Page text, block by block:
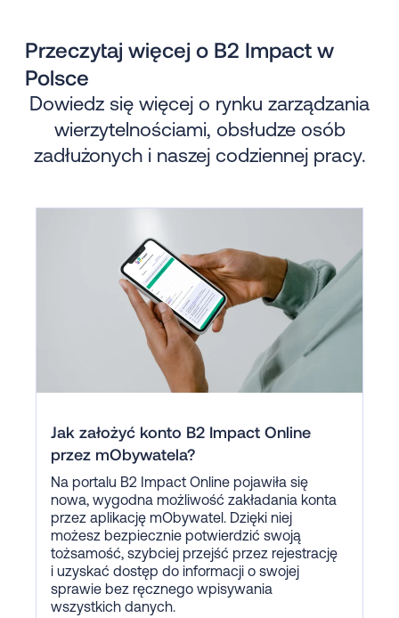
Przeczytaj więcej o B2 Impact w
Polsce
Dowiedz się więcej o rynku zarządzania
wierzytelnościami, obsłudze osób
zadłużonych i naszej codziennej pracy.
Jak założyć konto B2 Impact Online
przez mObywatela?
Na portalu B2 Impact Online pojawiła się
nowa, wygodna możliwość zakładania konta
przez aplikację mObywatel. Dzięki niej
możesz bezpiecznie potwierdzić swoją
tożsamość, szybciej przejść przez rejestrację
i uzyskać dostęp do informacji o swojej
sprawie bez ręcznego wpisywania
wszystkich danych.